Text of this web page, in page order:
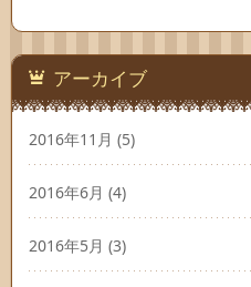
アーカイブ
2016年11月 (5)
2016年6月 (4)
2016年5月 (3)